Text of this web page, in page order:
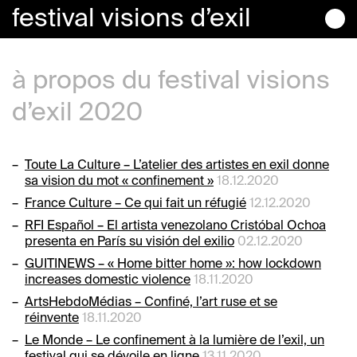
festival visions d’exil
à propos du festival visions
d’exil 2020
Toute La Culture – L’atelier des artistes en exil donne
sa vision du mot « confinement » 18.12.2020
France Culture – Ce qui fait un réfugié 12.12.2020
RFI Español – El artista venezolano Cristóbal Ochoa
presenta en París su visión del exilio 02.12.2020
GUITINEWS – « Home bitter home »: how lockdown
increases domestic violence 18.11.2020
ArtsHebdoMédias – Confiné, l’art ruse et se
réinvente 18.11.2020
Le Monde – Le confinement à la lumière de l’exil, un